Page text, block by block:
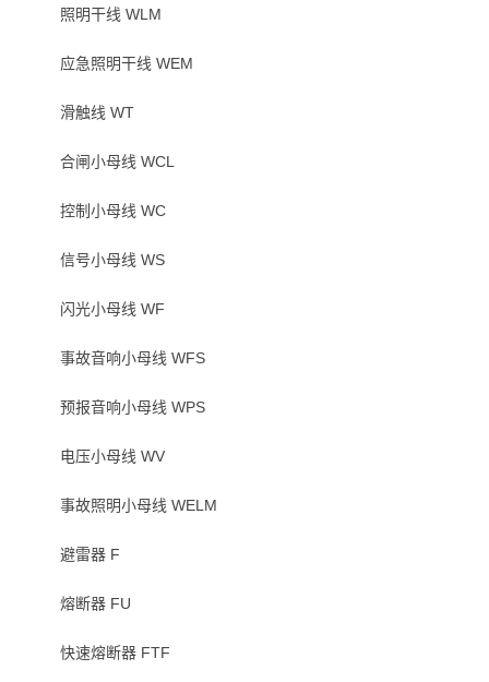
照明干线 WLM
应急照明干线 WEM
滑触线 WT
合闸小母线 WCL
控制小母线 WC
信号小母线 WS
闪光小母线 WF
事故音响小母线 WFS
预报音响小母线 WPS
电压小母线 WV
事故照明小母线 WELM
避雷器 F
熔断器 FU
快速熔断器 FTF